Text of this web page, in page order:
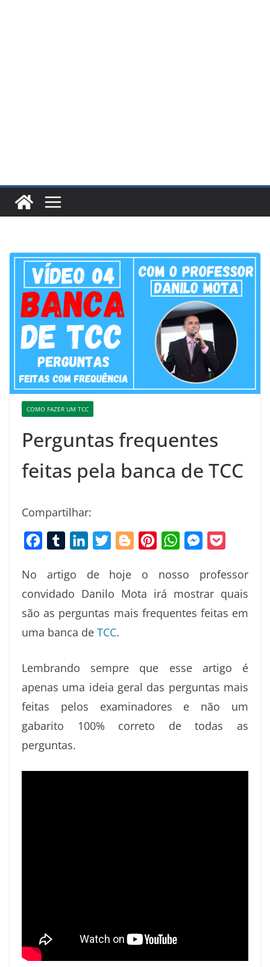
COMO FAZER UM TCC
Perguntas frequentes
feitas pela banca de TCC
Compartilhar:
e
b
o
k
m
b
l
r
n
k
e
d
n
i
t
e
g
g
n
t
e
s
t
W
a
t
s
p
M
s
s
e
e
r
c
k
e
No artigo de hoje o nosso professor
convidado Danilo Mota irá mostrar quais
são as perguntas mais frequentes feitas em
uma banca de TCC.
Lembrando sempre que esse artigo é
apenas uma ideia geral das perguntas mais
feitas pelos examinadores e não um
gabarito 100% correto de todas as
perguntas.